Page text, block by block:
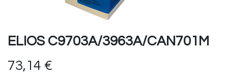
ELIOS C9703A/3963A/CAN701M
73,14 €